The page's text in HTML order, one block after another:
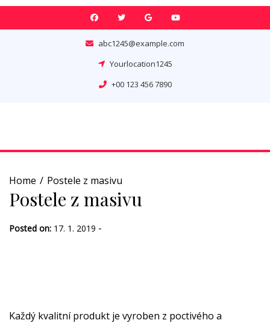
Skip
abc1245@example.com
Yourlocation1245
+00 123 456 7890
Home Postele z masivu
Postele z masivu
Posted on: 17. 1. 2019 -
Každý kvalitní produkt je vyroben z poctivého a